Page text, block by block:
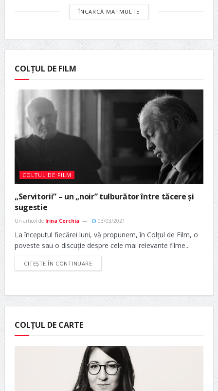
ÎNCARCĂ MAI MULTE
COLȚUL DE FILM
COLȚUL DE FILM
„Servitorii” – un „noir” tulburător între tăcere și
sugestie
Un articol de Irina Cerchia 03/03/2021
La începutul fiecărei luni, vă propunem, în Colțul de Film, o
poveste sau o discuție despre cele mai relevante filme...
CITEȘTE ÎN CONTINUARE
COLȚUL DE CARTE